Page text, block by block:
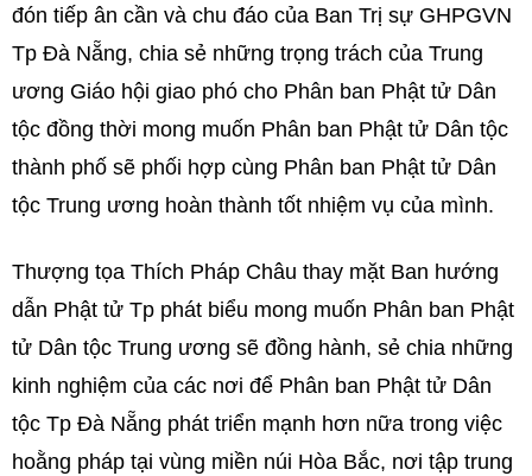
đón tiếp ân cần và chu đáo của Ban Trị sự GHPGVN
Tp Đà Nẵng, chia sẻ những trọng trách của Trung
ương Giáo hội giao phó cho Phân ban Phật tử Dân
tộc đồng thời mong muốn Phân ban Phật tử Dân tộc
thành phố sẽ phối hợp cùng Phân ban Phật tử Dân
tộc Trung ương hoàn thành tốt nhiệm vụ của mình.
Thượng tọa Thích Pháp Châu thay mặt Ban hướng
dẫn Phật tử Tp phát biểu mong muốn Phân ban Phật
tử Dân tộc Trung ương sẽ đồng hành, sẻ chia những
kinh nghiệm của các nơi để Phân ban Phật tử Dân
tộc Tp Đà Nẵng phát triển mạnh hơn nữa trong việc
hoằng pháp tại vùng miền núi Hòa Bắc, nơi tập trung